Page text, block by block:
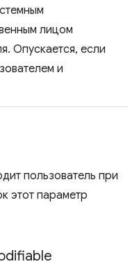
лицом
Опускается, если
и
пользователь при
этот параметр